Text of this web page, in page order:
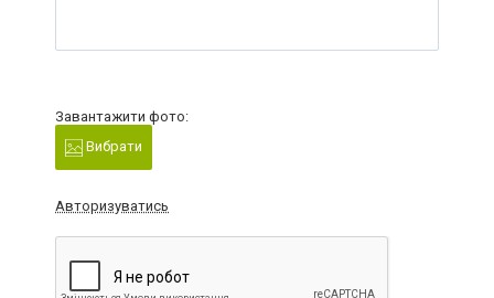
Завантажити фото:
Вибрати
Авторизуватись